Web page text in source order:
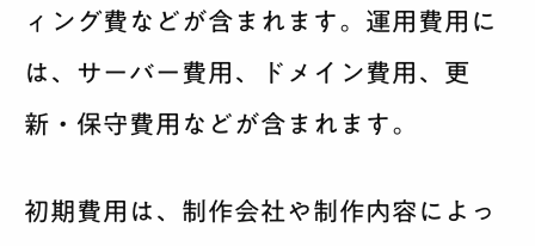
ィング費などが含まれます。運用費用に
は、サーバー費用、ドメイン費用、更
新・保守費用などが含まれます。
初期費用は、制作会社や制作内容によっ